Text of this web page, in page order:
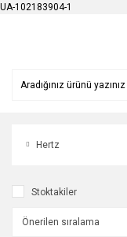
UA-102183904-1
Hertz
Stoktakiler